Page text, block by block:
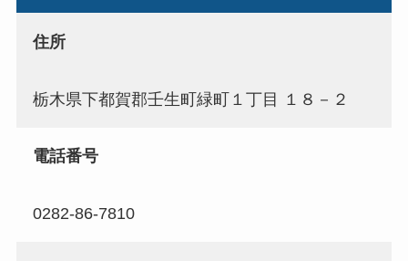
住所
栃木県下都賀郡壬生町緑町１丁目 １８－２
電話番号
0282-86-7810